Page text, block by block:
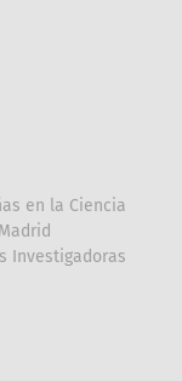
en la Ciencia
Investigadoras